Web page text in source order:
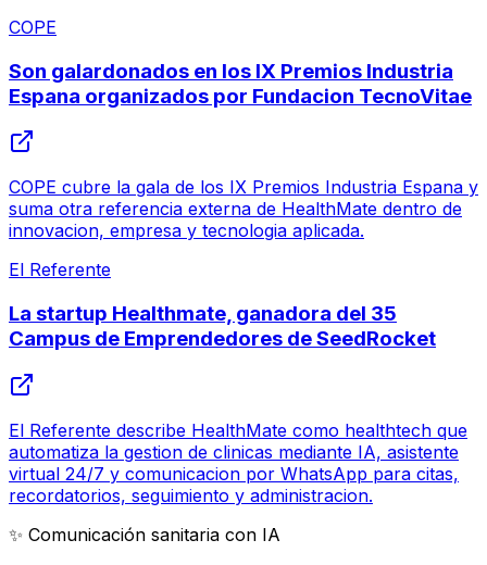
COPE
Son galardonados en los IX Premios Industria
Espana organizados por Fundacion TecnoVitae
COPE cubre la gala de los IX Premios Industria Espana y
suma otra referencia externa de HealthMate dentro de
innovacion, empresa y tecnologia aplicada.
El Referente
La startup Healthmate, ganadora del 35
Campus de Emprendedores de SeedRocket
El Referente describe HealthMate como healthtech que
automatiza la gestion de clinicas mediante IA, asistente
virtual 24/7 y comunicacion por WhatsApp para citas,
recordatorios, seguimiento y administracion.
✨ Comunicación sanitaria con IA